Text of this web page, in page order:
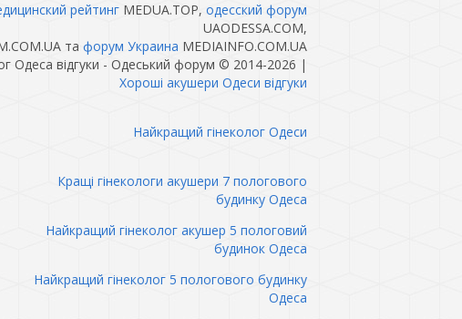
рейтингMEDUA.TOP, одесский форум
UAODESSA.COM,
та форум Украина MEDIAINFO.COM.UA
Одеса відгуки - Одеський форум © 2014-2026 |
Хороші акушери Одеси відгуки
Найкращий гінеколог Одеси
Кращі гінекологи акушери 7 пологового
будинку Одеса
Найкращий гінеколог акушер 5 пологовий
будинок Одеса
Найкращий гінеколог 5 пологового будинку
Одеса